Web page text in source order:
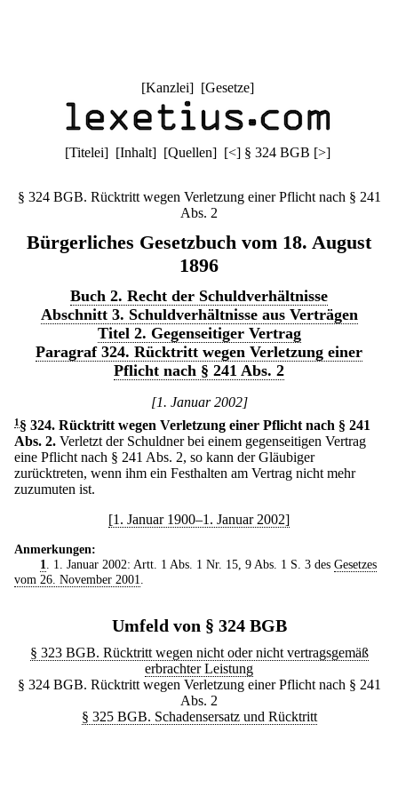
[Kanzlei] [Gesetze]
[Titelei] [Inhalt] [Quellen] [<] § 324 BGB [>]
§ 324 BGB. Rücktritt wegen Verletzung einer Pflicht nach § 241
Abs. 2
Bürgerliches Gesetzbuch vom 18. August
1896
Buch 2. Recht der Schuldverhältnisse
Abschnitt 3. Schuldverhältnisse aus Verträgen
Titel 2. Gegenseitiger Vertrag
Paragraf 324. Rücktritt wegen Verletzung einer
Pflicht nach § 241 Abs. 2
[1. Januar 2002]
1 § 324. Rücktritt wegen Verletzung einer Pflicht nach § 241
Abs. 2. Verletzt der Schuldner bei einem gegenseitigen Vertrag
eine Pflicht nach § 241 Abs. 2, so kann der Gläubiger
zurücktreten, wenn ihm ein Festhalten am Vertrag nicht mehr
zuzumuten ist.
[1. Januar 1900–1. Januar 2002]
Anmerkungen:
1
. 1. Januar 2002: Artt. 1 Abs. 1 Nr. 15, 9 Abs. 1 S. 3 des Gesetzes
vom 26. November 2001
Umfeld von § 324 BGB
§ 323 BGB. Rücktritt wegen nicht oder nicht vertragsgemäß
erbrachter Leistung
§ 324 BGB. Rücktritt wegen Verletzung einer Pflicht nach § 241
Abs. 2
§ 325 BGB. Schadensersatz und Rücktritt